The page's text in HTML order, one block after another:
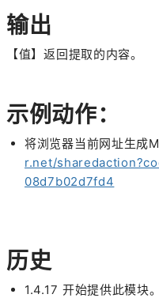
输出
【值】返回提取的内容。
示例动作：
将浏览器当前网址生成
r.net/
08d7b02d7fd4
历史
1.4.17 开始提供此模块。